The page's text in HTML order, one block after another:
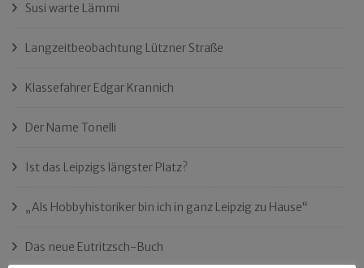
Susi warte Lämmi
Langzeitbeobachtung Lützner Straße
Klassefahrer Edgar Krannich
Der Name Tonelli
Ist das Leipzigs längster Platz?
„Als Hobbyhistoriker bin ich in ganz Leipzig zu Hause“
Das neue Eutritzsch-Buch